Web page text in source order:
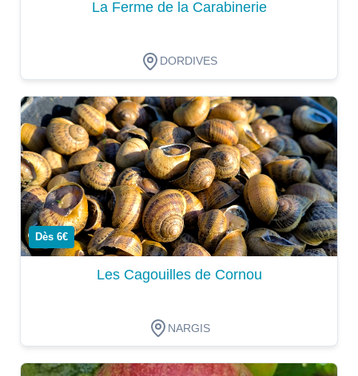
La Ferme de la Carabinerie
DORDIVES
Dégustation
Dès 6€
Les Cagouilles de Cornou
NARGIS